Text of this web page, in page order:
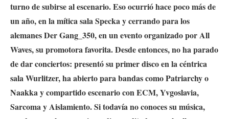
turno de subirse al escenario. Eso ocurrió hace poco más de
un año, en la mítica sala Specka y cerrando para los
alemanes Der Gang_350, en un evento organizado por All
Waves, su promotora favorita. Desde entonces, no ha parado
de dar conciertos: presentó su primer disco en la céntrica
sala Wurlitzer, ha abierto para bandas como Patriarchy o
Naakka y compartido escenario con ECM, Yvgoslavia,
Sarcoma y Aislamiento. Si todavía no conoces su música,